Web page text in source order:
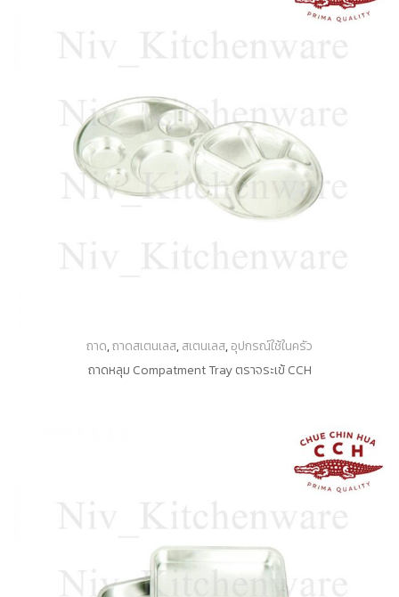
ถาด,ถาดสเตนเลส,สเตนเลส,อุปกรณ์ใช้ในครัว
ถาดหลุม Compatment Tray ตราจระเข้ CCH